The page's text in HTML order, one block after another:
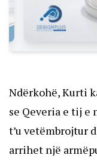
Ndërkohë, Kurti
se Qeveria e tij
t’u vetëmbrojtur
arrihet një